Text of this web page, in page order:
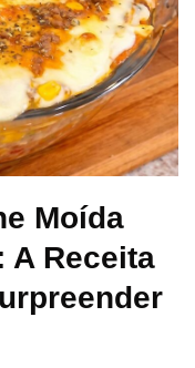
Moída
A Receita